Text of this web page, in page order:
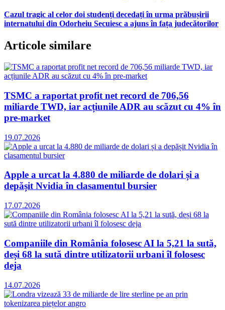
Cazul tragic al celor doi studenți decedați în urma prăbușirii
internatului din Odorheiu Secuiesc a ajuns în fața judecătorilor
Articole similare
TSMC a raportat profit net record de 706,56
miliarde TWD, iar acțiunile ADR au scăzut cu 4% în
pre-market
19.07.2026
Apple a urcat la 4.880 de miliarde de dolari și a
depășit Nvidia în clasamentul bursier
17.07.2026
Companiile din România folosesc AI la 5,21 la sută,
deși 68 la sută dintre utilizatorii urbani îl folosesc
deja
14.07.2026